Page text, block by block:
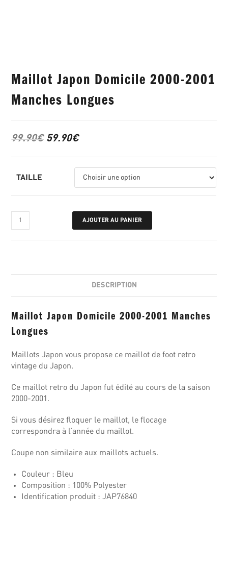
Maillot Japon Domicile 2000-2001
Manches Longues
99.90€ 59.90€
TAILLE
AJOUTER AU PANIER
DESCRIPTION
Maillot Japon Domicile 2000-2001 Manches
Longues
Maillots Japon vous propose ce maillot de foot retro
vintage du Japon.
Ce maillot retro du Japon fut édité au cours de la saison
2000-2001.
Si vous désirez floquer le maillot, le flocage
correspondra à l’année du maillot.
Coupe non similaire aux maillots actuels.
Couleur : Bleu
Composition : 100% Polyester
Identification produit : JAP76840